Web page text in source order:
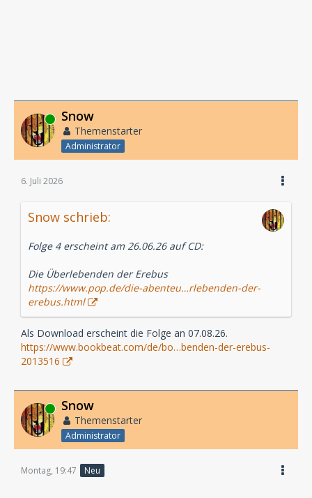
Online Snow
Themenstarter
Administrator
6. Juli 2026
Snow schrieb:
Folge 4 erscheint am 26.06.26 auf CD:
Die Überlebenden der Erebus
https://www.pop.de/die-abenteu…rlebenden-der-
erebus.html
Als Download erscheint die Folge an 07.08.26.
https://www.bookbeat.com/de/bo…benden-der-erebus-
2013516
Online Snow
Themenstarter
Administrator
Montag, 19:47 Neu